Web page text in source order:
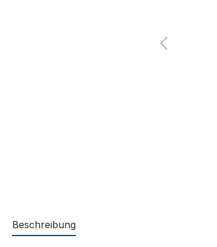
Beschreibung